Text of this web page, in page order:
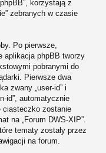
phpBB”, korzystają z
zebranych w czasie
Po pierwsze,
aplikacja phpBB tworzy
pobranymi do
Pierwsze dwa
zwany „user-id” i
id”, automatycznie
ciasteczko zostanie
na „Forum DWS-XIP”.
tematy zostały przez
na forum.